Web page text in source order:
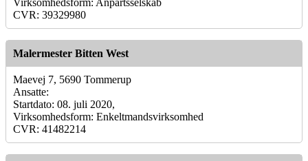
Virksomhedsform: Anpartsselskab
CVR: 39329980
Malermester Bitten West
Maevej 7, 5690 Tommerup
Ansatte:
Startdato: 08. juli 2020,
Virksomhedsform: Enkeltmandsvirksomhed
CVR: 41482214